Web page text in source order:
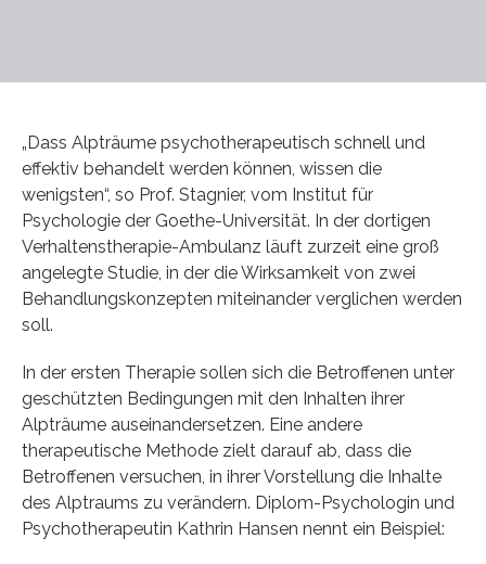
„Dass Alpträume psychotherapeutisch schnell und
effektiv behandelt werden können, wissen die
wenigsten“, so Prof. Stagnier, vom Institut für
Psychologie der Goethe-Universität. In der dortigen
Verhaltenstherapie-Ambulanz läuft zurzeit eine groß
angelegte Studie, in der die Wirksamkeit von zwei
Behandlungskonzepten miteinander verglichen werden
soll.
In der ersten Therapie sollen sich die Betroffenen unter
geschützten Bedingungen mit den Inhalten ihrer
Alpträume auseinandersetzen. Eine andere
therapeutische Methode zielt darauf ab, dass die
Betroffenen versuchen, in ihrer Vorstellung die Inhalte
des Alptraums zu verändern. Diplom-Psychologin und
Psychotherapeutin Kathrin Hansen nennt ein Beispiel: